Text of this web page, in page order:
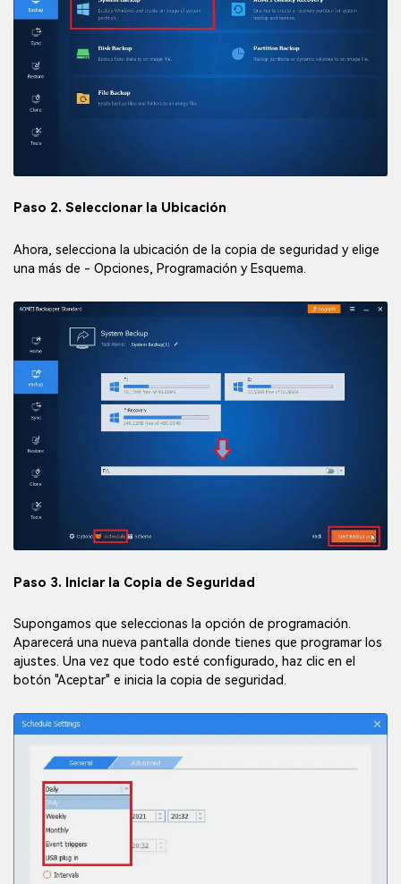
Paso 2. Seleccionar la Ubicación
Ahora, selecciona la ubicación de la copia de seguridad y elige
una más de - Opciones, Programación y Esquema.
Paso 3. Iniciar la Copia de Seguridad
Supongamos que seleccionas la opción de programación.
Aparecerá una nueva pantalla donde tienes que programar los
ajustes. Una vez que todo esté configurado, haz clic en el
botón "Aceptar" e inicia la copia de seguridad.